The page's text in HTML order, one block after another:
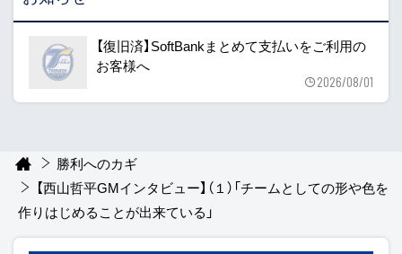
【復旧済】SoftBankまとめて支払いをご利用の
お客様へ
2026/08/01
勝利へのカギ
【西山哲平GMインタビュー】（１）「チームとしての形や色を
作りはじめることが出来ている」